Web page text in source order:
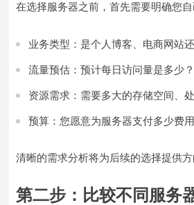
在选择服务器之前，首先需要明确您
业务类型：是个人博客、电商网站
流量预估：预计每日访问量是多少？
资源需求：需要多大的存储空间、
预算：您愿意为服务器支付多少费
清晰的需求分析将为后续的选择提供方
第二步：比较不同服务